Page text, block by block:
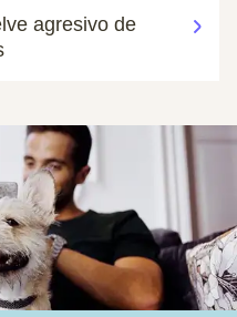
agresivo de